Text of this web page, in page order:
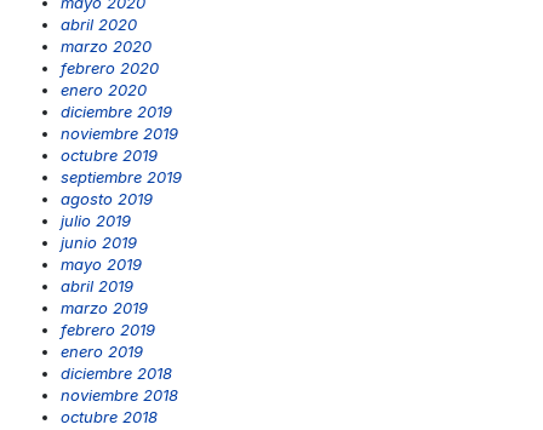
abril 2020
marzo 2020
febrero 2020
enero 2020
diciembre 2019
noviembre 2019
octubre 2019
septiembre 2019
agosto 2019
julio 2019
junio 2019
mayo 2019
abril 2019
marzo 2019
febrero 2019
enero 2019
diciembre 2018
noviembre 2018
octubre 2018